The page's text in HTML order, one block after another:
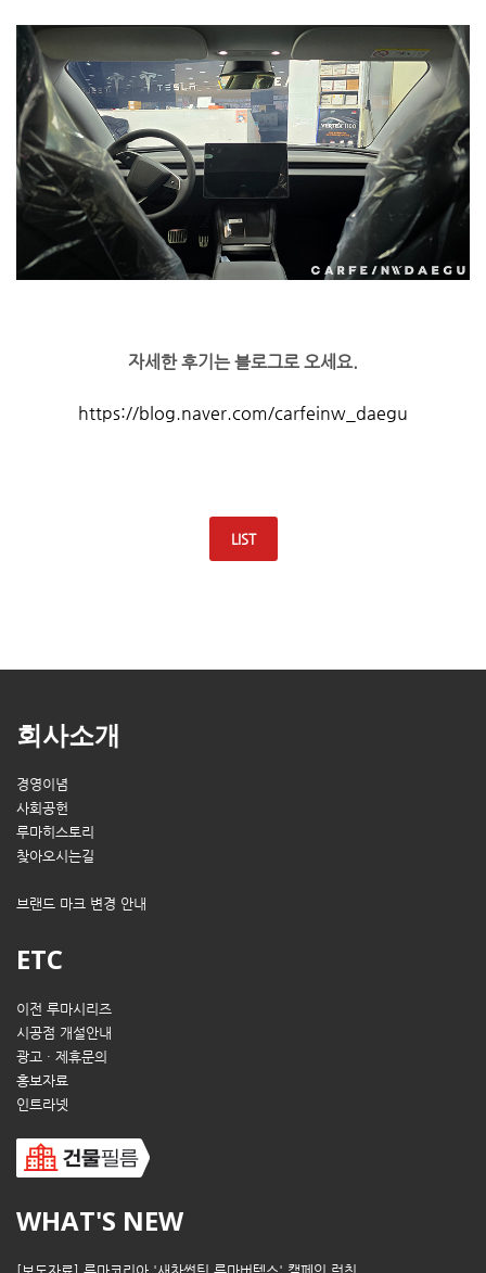
자세한 후기는 블로그로 오세요.
https://blog.naver.com/carfeinw_daegu
LIST
회사소개
경영이념
사회공헌
루마히스토리
찾아오시는길
브랜드 마크 변경 안내
ETC
이전 루마시리즈
시공점 개설안내
광고 · 제휴문의
홍보자료
인트라넷
WHAT'S NEW